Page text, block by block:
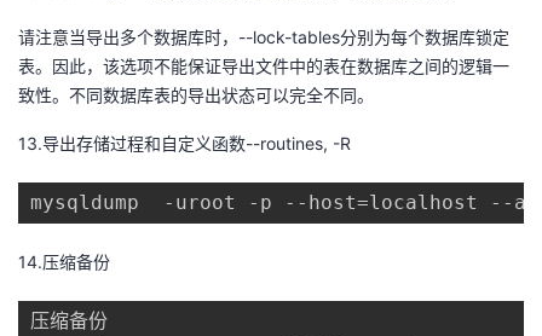
请注意当导出多个数据库时，--lock-tables分别为每个数据库锁定
表。因此，该选项不能保证导出文件中的表在数据库之间的逻辑一
致性。不同数据库表的导出状态可以完全不同。
13.导出存储过程和自定义函数--routines, -R
mysqldump  -uroot -p --host=localhost --
14.压缩备份
压缩备份